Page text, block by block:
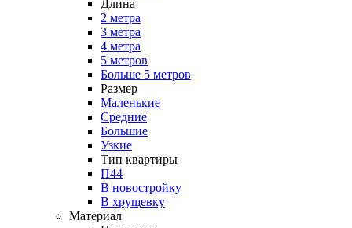
Длина
2 метра
3 метра
4 метра
5 метров
Больше 5 метров
Размер
Маленькие
Средние
Большие
Узкие
Тип квартиры
П44
В новостройку
В хрущевку
Материал